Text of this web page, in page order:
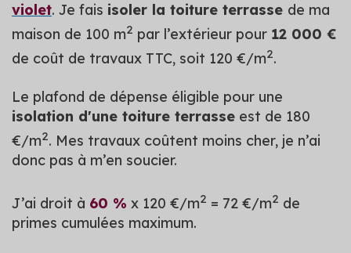
violet. Je fais isoler la toiture terrasse de ma
maison de 100 m2 par l’extérieur pour 12 000 €
de coût de travaux TTC, soit 120 €/m2.
Le plafond de dépense éligible pour une
isolation d'une toiture terrasse est de 180
€/m2. Mes travaux coûtent moins cher, je n’ai
donc pas à m’en soucier.
J’ai droit à 60 % x 120 €/m2 = 72 €/m2 de
primes cumulées maximum.